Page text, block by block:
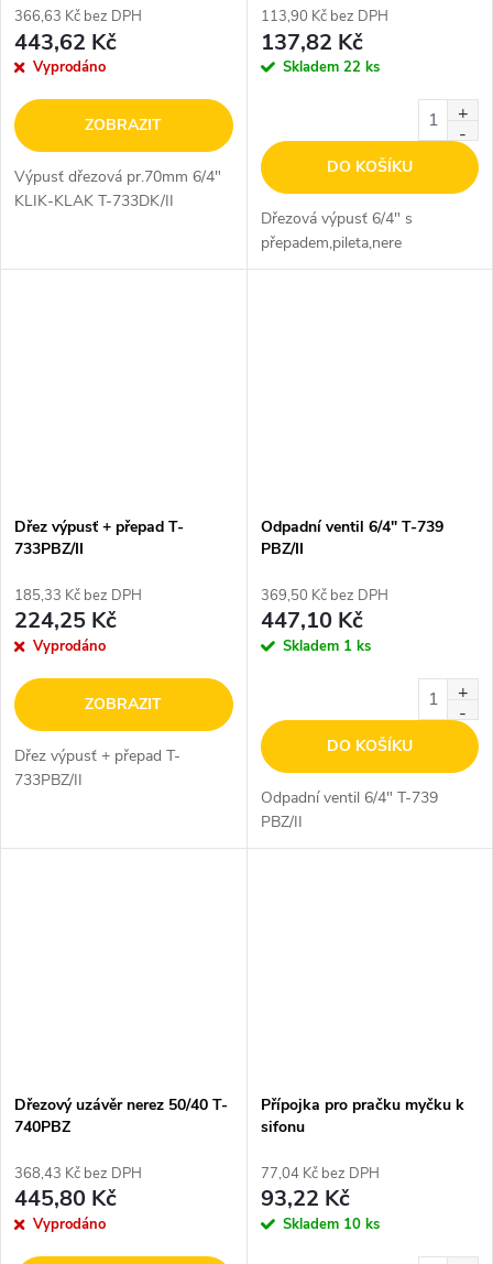
366,63 Kč bez DPH
443,62 Kč
Vyprodáno
ZOBRAZIT
Výpusť dřezová pr.70mm 6/4"
KLIK-KLAK T-733DK/II
113,90 Kč bez DPH
137,82 Kč
Skladem 22 ks
DO KOŠÍKU
Dřezová výpusť 6/4" s
přepadem,pileta,nere
Dřez výpusť + přepad T-
733PBZ/II
185,33 Kč bez DPH
224,25 Kč
Vyprodáno
ZOBRAZIT
Dřez výpusť + přepad T-
733PBZ/II
Odpadní ventil 6/4" T-739
PBZ/II
369,50 Kč bez DPH
447,10 Kč
Skladem 1 ks
DO KOŠÍKU
Odpadní ventil 6/4" T-739
PBZ/II
Dřezový uzávěr nerez 50/40 T-
740PBZ
368,43 Kč bez DPH
445,80 Kč
Vyprodáno
Přípojka pro pračku myčku k
sifonu
77,04 Kč bez DPH
93,22 Kč
Skladem 10 ks